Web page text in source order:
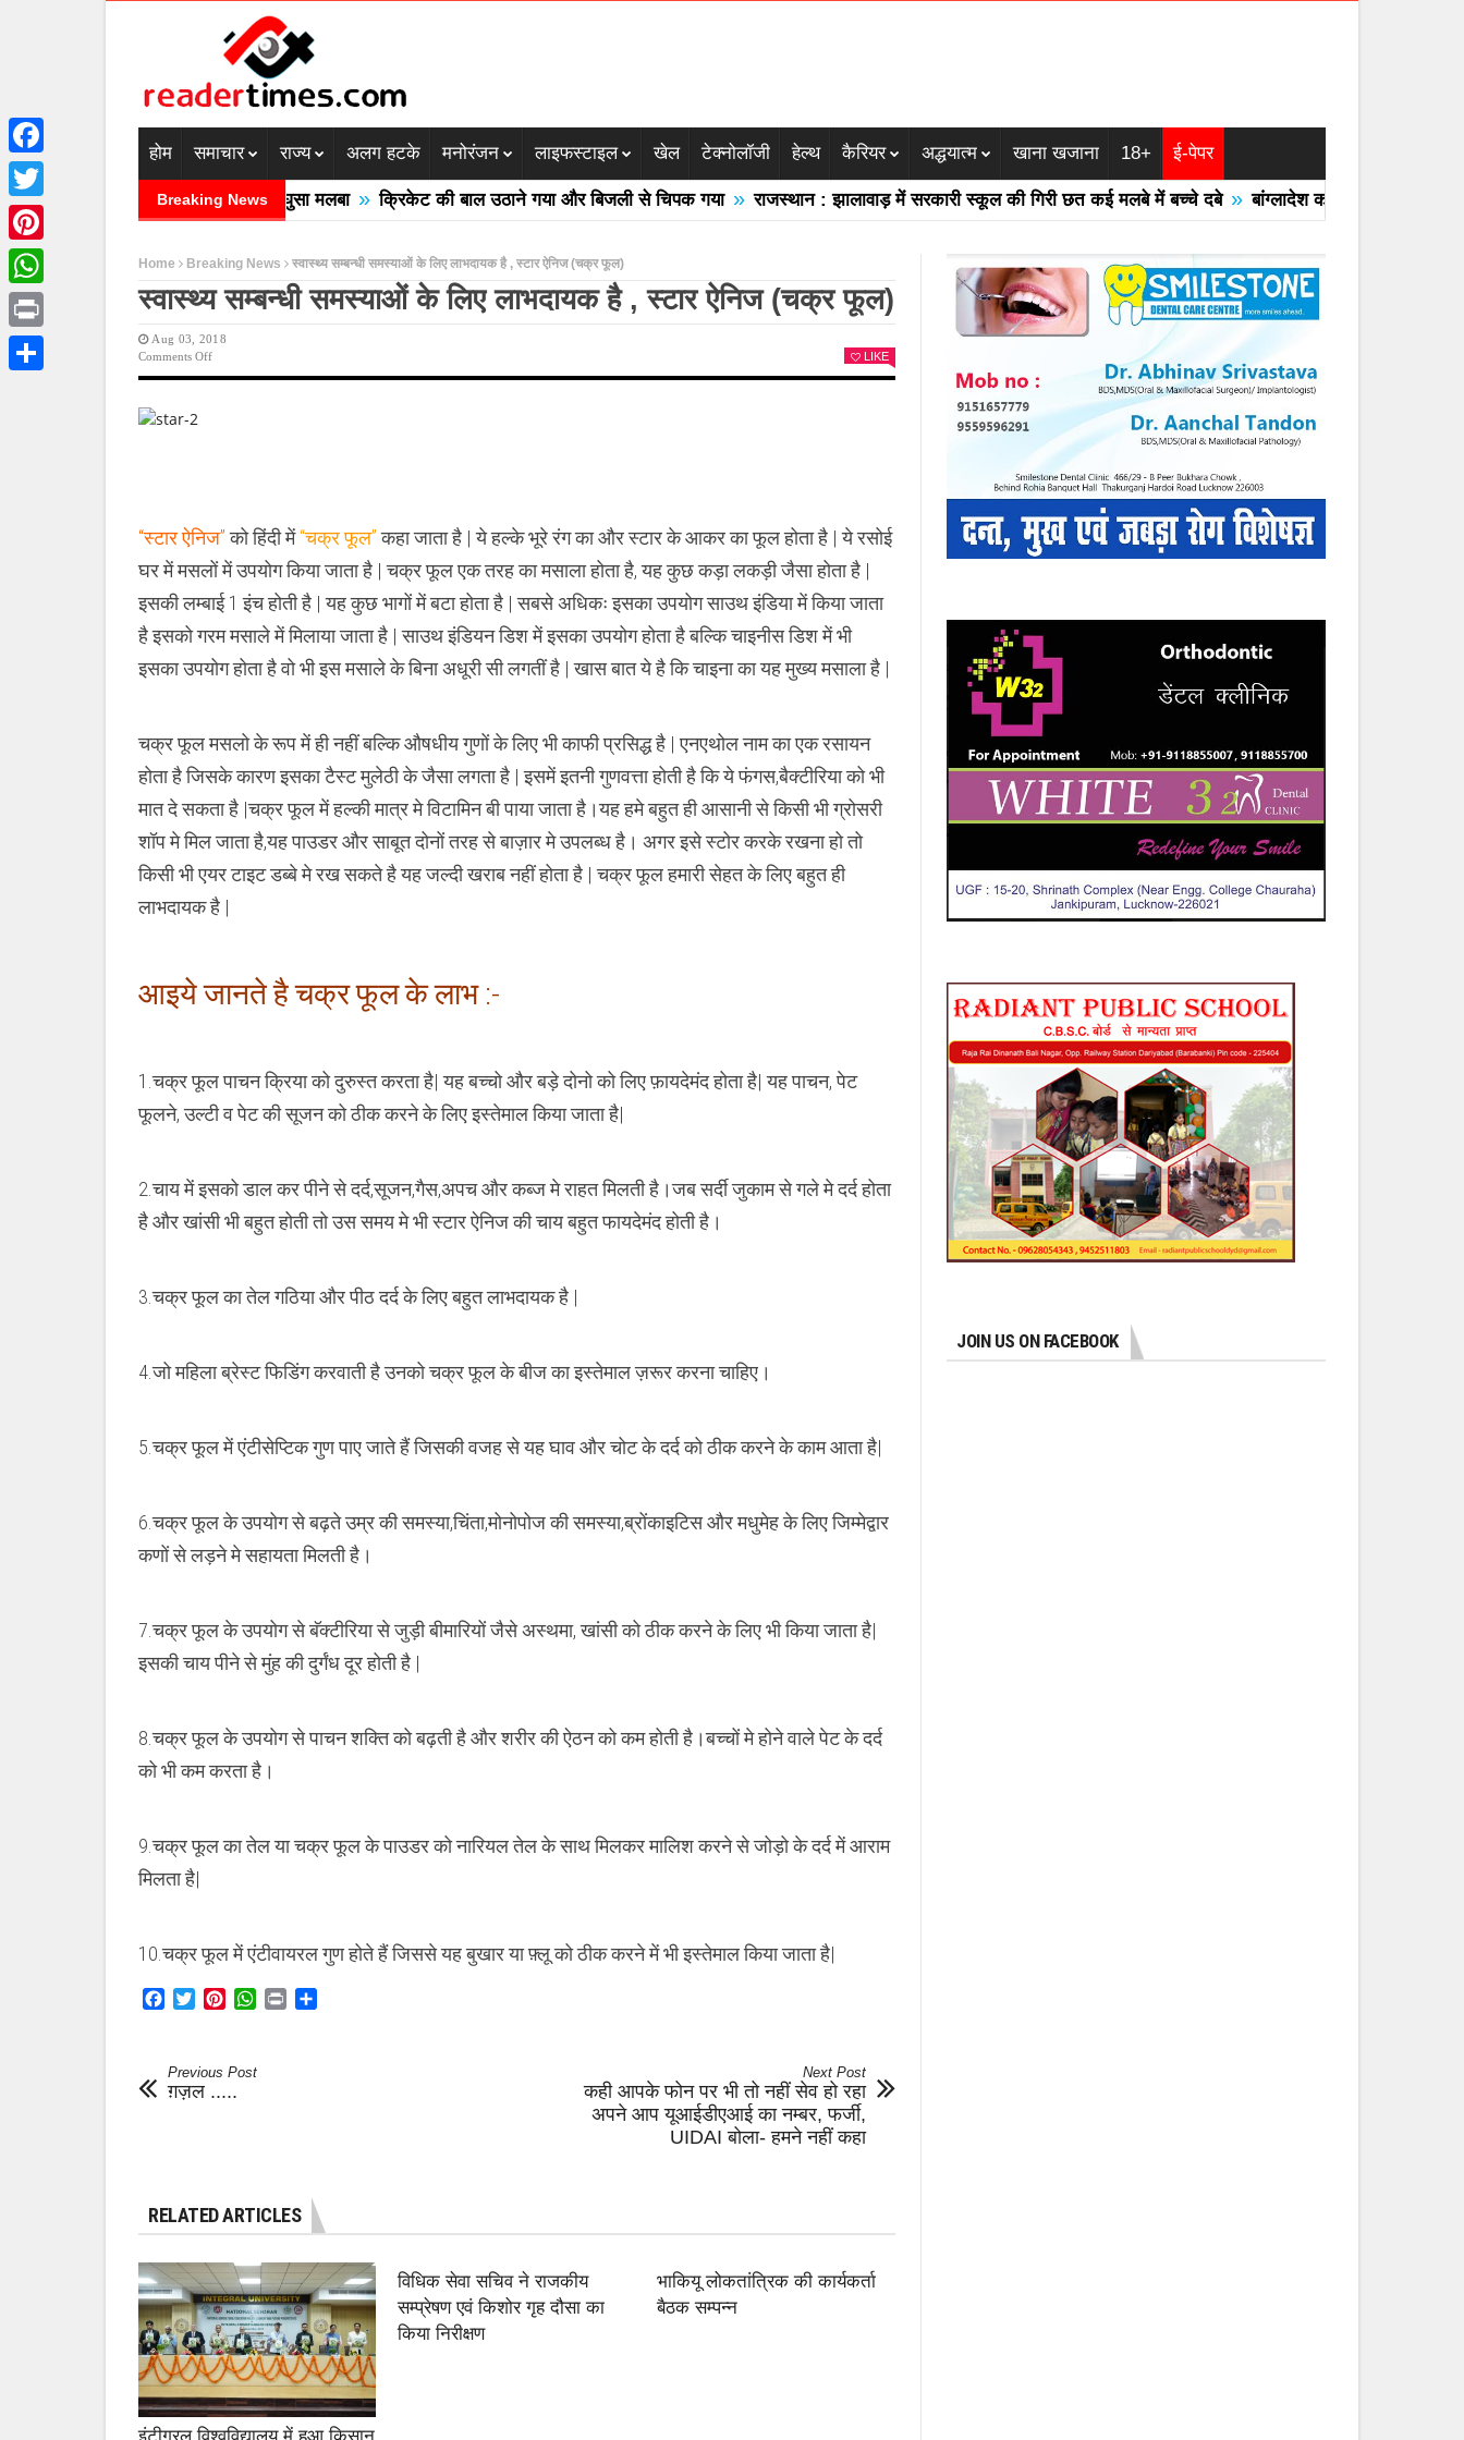
होम समाचार राज्य अलग हटके मनोरंजन लाइफस्टाइल खेल टेक्नोलॉजी हेल्थ कैरियर अद्धयात्म खाना खजाना 18+ ई-पेपर
Breaking News
बादल फटने से तीन की मौत घरों में घुसा मलबा » क्रिकेट की बाल उठाने गया और बिजली से चिपक गया » राजस्थान : झालावाड़ में सरकारी स्कूल की गिरी छत कई मलबे में बच्चे दबे » बांग्लादेश का एयरफोर्स का F -7 ट्रेनर
Home Breaking News स्वास्थ्य सम्बन्धी समस्याओं के लिए लाभदायक है , स्टार ऐनिज (चक्र फूल)
स्वास्थ्य सम्बन्धी समस्याओं के लिए लाभदायक है , स्टार ऐनिज (चक्र फूल)
Aug 03, 2018
Comments OffOn
ऐनिज
(चक्र
फूल)
LIKE
“स्टार ऐनिज”को हिंदी में“चक्र फूल”कहा जाता है | ये हल्के भूरे रंग का और स्टार के आकर का फूल होता है | ये रसोई
घर में मसलों में उपयोग किया जाता है | चक्र फूल एक तरह का मसाला होता है, यह कुछ कड़ा लकड़ी जैसा होता है |
इसकी लम्बाई 1 इंच होती है | यह कुछ भागों में बटा होता है | सबसे अधिकः इसका उपयोग साउथ इंडिया में किया जाता
है इसको गरम मसाले में मिलाया जाता है | साउथ इंडियन डिश में इसका उपयोग होता है बल्कि चाइनीस डिश में भी
इसका उपयोग होता है वो भी इस मसाले के बिना अधूरी सी लगतीं है | खास बात ये है कि चाइना का यह मुख्य मसाला है |
चक्र फूल मसलो के रूप में ही नहीं बल्कि औषधीय गुणों के लिए भी काफी प्रसिद्ध है | एनएथोल नाम का एक रसायन
होता है जिसके कारण इसका टैस्ट मुलेठी के जैसा लगता है | इसमें इतनी गुणवत्ता होती है कि ये फंगस,बैक्टीरिया को भी
मात दे सकता है |चक्र फूल में हल्की मात्र मे विटामिन बी पाया जाता है।यह हमे बहुत ही आसानी से किसी भी ग्रोसरी
शॉप मे मिल जाता है,यह पाउडर और साबूत दोनों तरह से बाज़ार मे उपलब्ध है। अगर इसे स्टोर करके रखना हो तो
किसी भी एयर टाइट डब्बे मे रख सकते है यह जल्दी खराब नहीं होता है | चक्र फूल हमारी सेहत के लिए बहुत ही
लाभदायक है |
आइये जानते है चक्र फूल के लाभ :-
1.चक्र फूल पाचन क्रिया को दुरुस्त करता है| यह बच्चो और बड़े दोनो को लिए फ़ायदेमंद होता है| यह पाचन, पेट
फूलने, उल्टी व पेट की सूजन को ठीक करने के लिए इस्तेमाल किया जाता है|
2.चाय में इसको डाल कर पीने से दर्द,सूजन,गैस,अपच और कब्ज मे राहत मिलती है।जब सर्दी जुकाम से गले मे दर्द होता
है और खांसी भी बहुत होती तो उस समय मे भी स्टार ऐनिज की चाय बहुत फायदेमंद होती है।
3.चक्र फूल का तेल गठिया और पीठ दर्द के लिए बहुत लाभदायक है |
4.जो महिला ब्रेस्ट फिडिंग करवाती है उनको चक्र फूल के बीज का इस्तेमाल ज़रूर करना चाहिए।
5.चक्र फूल में एंटीसेप्टिक गुण पाए जाते हैं जिसकी वजह से यह घाव और चोट के दर्द को ठीक करने के काम आता है|
6.चक्र फूल के उपयोग से बढ़ते उम्र की समस्या,चिंता,मोनोपोज की समस्या,ब्रोंकाइटिस और मधुमेह के लिए जिम्मेद्वार
कणों से लड़ने मे सहायता मिलती है।
7.चक्र फूल के उपयोग से बॅक्टीरिया से जुड़ी बीमारियों जैसे अस्थमा, खांसी को ठीक करने के लिए भी किया जाता है|
इसकी चाय पीने से मुंह की दुर्गंध दूर होती है |
8.चक्र फूल के उपयोग से पाचन शक्ति को बढ़ती है और शरीर की ऐठन को कम होती है।बच्चों मे होने वाले पेट के दर्द
को भी कम करता है।
9.चक्र फूल का तेल या चक्र फूल के पाउडर को नारियल तेल के साथ मिलकर मालिश करने से जोड़ो के दर्द में आराम
मिलता है|
10.चक्र फूल में एंटीवायरल गुण होते हैं जिससे यह बुखार या फ़्लू को ठीक करने में भी इस्तेमाल किया जाता है|
Facebook
TwitterPinterestWhatsApp
Print
Previous Post
ग़ज़ल .....
Next Post
कही आपके फोन पर भी तो नहीं सेव हो रहा
अपने आप यूआईडीएआई का नम्बर, फर्जी,
UIDAI बोला- हमने नहीं कहा
RELATED ARTICLES
इंटीग्रल विश्वविद्यालय में हुआ किसान
विधिक सेवा सचिव ने राजकीय
सम्प्रेषण एवं किशोर गृह दौसा का
किया निरीक्षण
भाकियू लोकतांत्रिक की कार्यकर्ता
बैठक सम्पन्न
JOIN US ON FACEBOOK
Facebook
Twitter
Pinterest
WhatsApp
Print